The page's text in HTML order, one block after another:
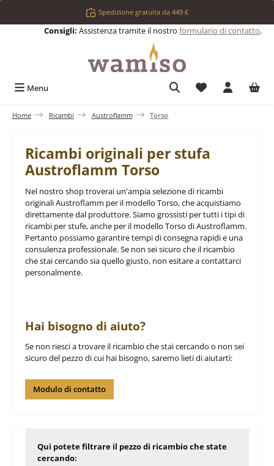
Passa al contenuto principaleSpedizione gratuita da 449 €
Consigli: Assistenza tramite il nostro formulario di contatto.
Menu Hai 0 articoli
Home Ricambi Austroflamm Torso
Ricambi originali per stufa
Austroflamm Torso
Nel nostro shop troverai un'ampia selezione di ricambi
originali Austroflamm per il modello Torso, che acquistiamo
direttamente dal produttore. Siamo grossisti per tutti i tipi di
ricambi per stufe, anche per il modello Torso di Austroflamm.
Pertanto possiamo garantire tempi di consegna rapidi e una
consulenza professionale. Se non sei sicuro che il ricambio
che stai cercando sia quello giusto, non esitare a contattarci
personalmente.
Hai bisogno di aiuto?
Se non riesci a trovare il ricambio che stai cercando o non sei
sicuro del pezzo di cui hai bisogno, saremo lieti di aiutarti:
Modulo di contatto
Qui potete filtrare il pezzo di ricambio che state
cercando: